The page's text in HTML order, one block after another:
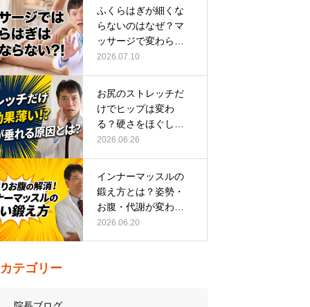
ふくらはぎが細くな
らないのはなぜ？マ
ッサージで変わらな
い根本原因
2026.07.10
お尻のストレッチだ
けでヒップは変わ
る？硬さをほぐして
整える正しい方…
2026.06.26
インナーマッスルの
鍛え方とは？姿勢・
お腹・代謝が変わる
トレーニング…
2026.06.20
カテゴリー